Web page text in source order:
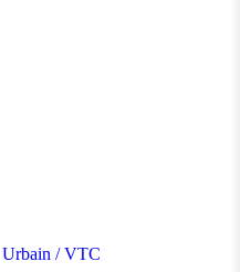
Urbain / VTC